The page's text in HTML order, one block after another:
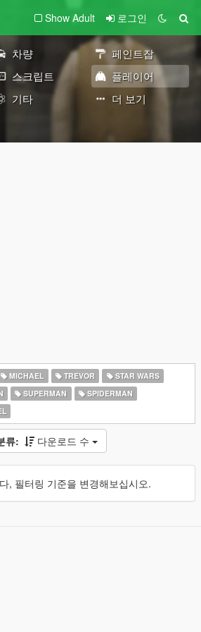
Show Adult 로그인
차량
페인트잡
스크립트
플레이어
기타 더 보기
MICHAEL TREVOR
STAR WARS
SUPERMAN
SPIDERMAN
류: 다운로드 수
, 필터링 기준을 변경해보십시오.